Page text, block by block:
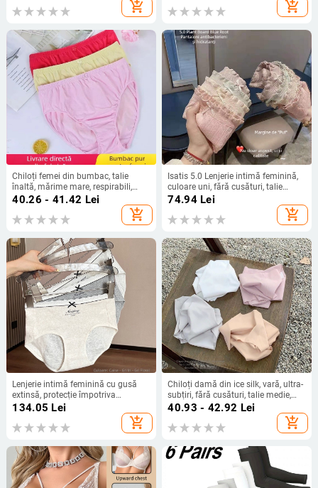
add_shopping_cart
Căptușeală zonă croți: poliester
tricotată
add_shopping_cart
Chiloți femei din bumbac, talie
înaltă, mărime mare, respirabili,
elastici, unicolor
40.26 - 41.42 Lei
add_shopping_cart
Isatis 5.0 Lenjerie intimă feminină,
culoare uni, fără cusături, talie
medie, cu dantelă, respirabilă
74.94Lei
add_shopping_cart
Lenjerie intimă feminină cu gusă
extinsă, protecție împotriva
scurgerilor în timpul menstruației,
toamnă-iarnă
134.05 Lei
add_shopping_cart
Chiloți damă din ice silk, vară, ultra-
subțiri, fără cusături, talie medie,
culoare solidă, respirabili,
40.93 - 42.92 Lei
add_shopping_cart